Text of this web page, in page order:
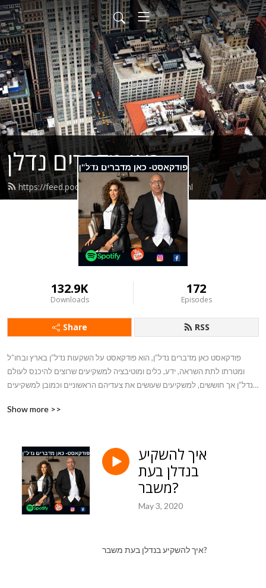
כאן מדברים נדלן
https://feed.podbean.com/familyexit/feed.xml
132.9K
Downloads
172
Episodes
Share RSS
פודקאסט כאן מדברים נדל”ן, הוא פודקאסט על השקעות נדל”ן בארץ ובחו”ל
ומטרתו לתת השראה, ידע, כלים ומוטיבציה למשקיעים שרוצים להיכנס לעולם
הנדל”ן אך חוששים, למשקיעים שעושים את צעדיהם הראשוניים וכמובן למשקיעים
הנדל”ן, נדבר על עסקאות, שווקי נדל”ן, אסטרטגיות.אנחנו כאן כדי להעשיר את
Show more >>
איך להשקיע
בנדלן בעת
משבר?
May 3, 2020
איך להשקיע בנדלן בעת משבר?